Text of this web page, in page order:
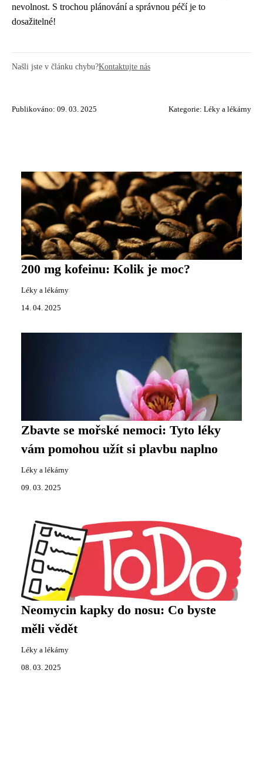
nevolnost. S trochou plánování a správnou péčí je to
dosažitelné!
Našli jste v článku chybu?Kontaktujte nás
Publikováno: 09. 03. 2025 Kategorie: Léky a lékárny
200 mg kofeinu: Kolik je moc?
Léky a lékárny
14. 04. 2025
Zbavte se mořské nemoci: Tyto léky
vám pomohou užít si plavbu naplno
Léky a lékárny
09. 03. 2025
Neomycin kapky do nosu: Co byste
měli vědět
Léky a lékárny
08. 03. 2025